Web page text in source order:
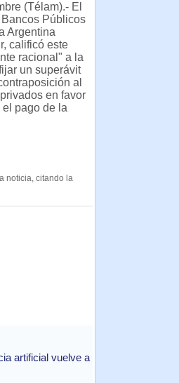
(Télam).- El
Públicos
Argentina
calificó este
racional" a la
un superávit
al
en favor
pago de la
noticia, citando la
artificial vuelve a